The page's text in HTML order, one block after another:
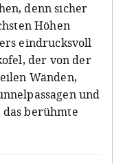
denn sicher
Höhen
eindrucksvoll
der von der
Wänden,
und
berühmte